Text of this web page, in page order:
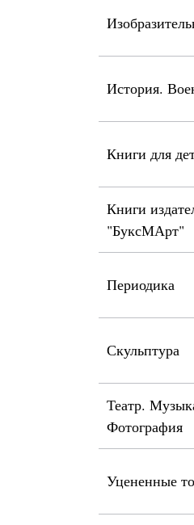
История.
Книги для
Книги
"БуксМАрт"
Периодика
Скульптура
Театр.
Фотография
Уцененные